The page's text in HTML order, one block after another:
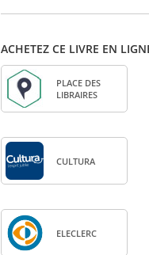
ACHETEZ CE LIVRE EN
PLACE DES
LIBRAIRES
CULTURA
ELE­CLERC